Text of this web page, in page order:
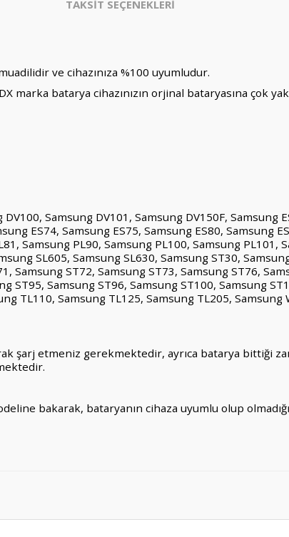
TAKSİT SEÇENEKLERİ
ve cihazınıza %100 uyumludur.
batarya cihazınızın orjinal bataryasına çok
Samsung DV101, Samsung DV150F, Samsung
ES74, Samsung ES75, Samsung ES80, Samsung
Samsung PL90, Samsung PL100, Samsung PL101,
SL605, Samsung SL630, Samsung ST30,
Samsung ST72, Samsung ST73, Samsung ST76,
ST95, Samsung ST96, Samsung ST100, Samsung
TL110, Samsung TL125, Samsung TL205, Samsung
şarj etmeniz gerekmektedir, ayrıca batarya bittiği
bakarak, bataryanın cihaza uyumlu olup